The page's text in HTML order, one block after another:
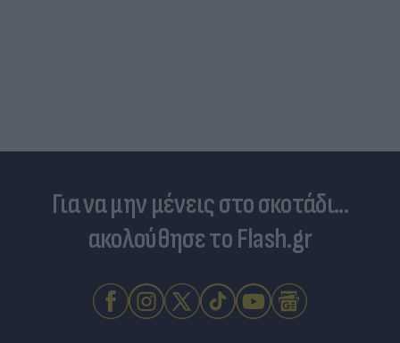
Για να μην μένεις στο σκοτάδι...
ακολούθησε το Flash.gr